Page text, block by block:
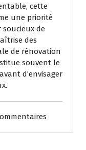
cette
une priorité
de
des
de rénovation
souvent le
d’envisager